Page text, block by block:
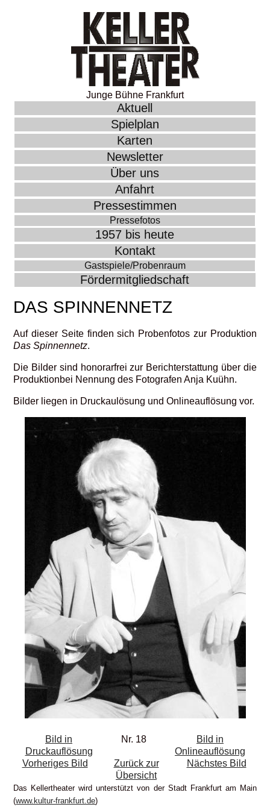
Junge Bühne Frankfurt
Aktuell
Spielplan
Karten
Newsletter
Über uns
Anfahrt
Pressestimmen
Pressefotos
1957 bis heute
Kontakt
Gastspiele/Probenraum
Fördermitgliedschaft
DAS SPINNENNETZ
Auf dieser Seite finden sich Probenfotos zur Produktion
Das Spinnennetz.
Die Bilder sind honorarfrei zur Berichterstattung über die
Produktionbei Nennung des Fotografen Anja Kuühn.
Bilder liegen in Druckaulösung und Onlineauflösung vor.
Bild in
Druckauflösung
Nr. 18
Bild in
Onlineauflösung
Vorheriges Bild
Zurück zur
Übersicht
Nächstes Bild
Das Kellertheater wird unterstützt von der Stadt Frankfurt am Main
(www.kultur-frankfurt.de)